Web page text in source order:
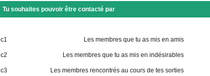
Tu souhaites pouvoir être contacté par
c1 Les membres que tu as mis en amis
c2 Les membres que tu as mis en indésirables
c3 Les membres rencontrés au cours de tes sorties